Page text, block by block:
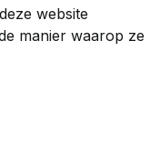
website
manier waarop ze